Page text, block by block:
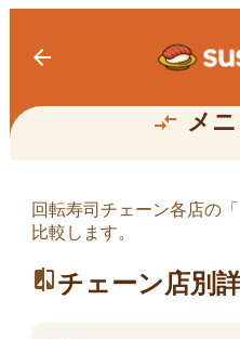
arrow_back
compare_arrows メ
まぐろ（サラダ寿
回転寿司チェーン各店の「
比較します。
compareチェーン店別
新・まぐろのサラダ寿
販売終了